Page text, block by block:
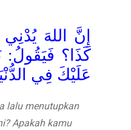
إِنَّ اللهَ
كَذَا؟
عَلَيْكَ فِي
lalu menutupkan
Apakah kamu